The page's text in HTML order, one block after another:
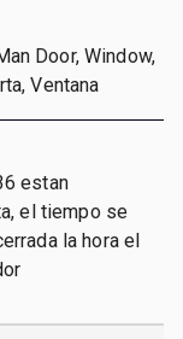
Door, Window,
Ventana
estan
el tiempo se
la hora el